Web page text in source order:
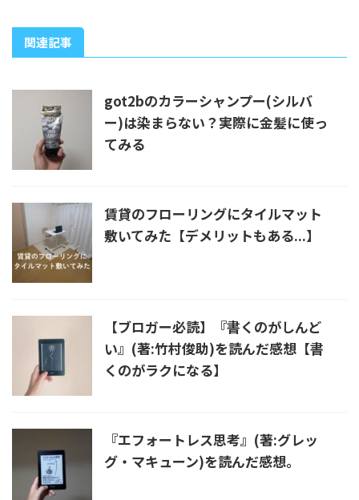
関連記事
got2bのカラーシャンプー(シルバ
ー)は染まらない？実際に金髪に使っ
てみる
賃貸のフローリングにタイルマット
敷いてみた【デメリットもある...】
【ブロガー必読】『書くのがしんど
い』(著:竹村俊助)を読んだ感想【書
くのがラクになる】
『エフォートレス思考』(著:グレッ
グ・マキューン)⁡を読んだ感想。